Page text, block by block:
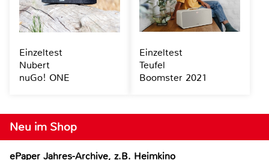
Neu im Shop
ePaper Jahres-Archive, z.B. Heimkino
Einzeltest
Nubert
nuGo! ONE
Einzeltest
Teufel
Boomster 2021